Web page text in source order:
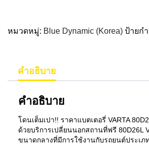
หมวดหมู่: Blue Dynamic (Korea) ป้ายก
คำอธิบาย
คำอธิบาย
โดนเต็มเปา!! ราคาแบตเตอรี่ VARTA
ด้วยบริการเปลี่ยนนอกสถานที่ฟรี 80D26L
ขนาดกลางที่มีการใช้งานกับรถยนต์ประเภ